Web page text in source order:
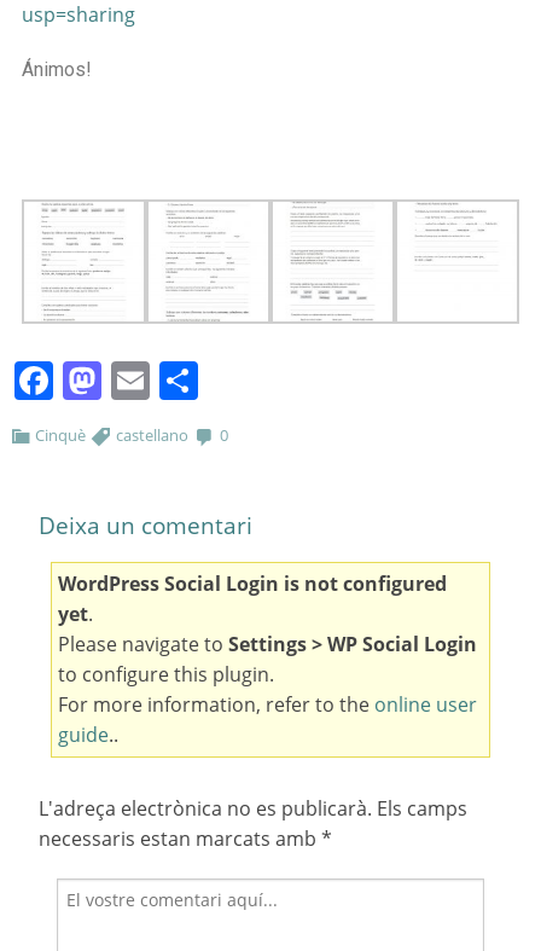
usp=sharing
Ánimos!
Facebook
Mastodon
Email
Cinquè castellano 0
Deixa un comentari
WordPress Social Login is not configured
yet.
Please navigate to Settings > WP Social Login
to configure this plugin.
For more information, refer to the online user
guide..
L'adreça electrònica no es publicarà. Els camps
necessaris estan marcats amb *